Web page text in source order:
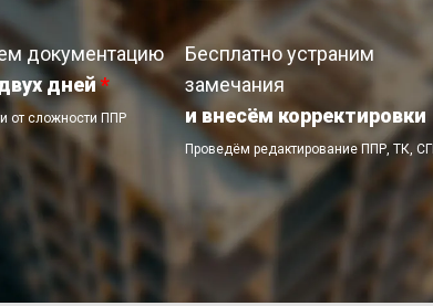
удаляют. Готовый столб
Затем выполняют
ЗАКЛЮЧИТЕЛЬНЫЕ
По завершении работ
инструмент и оснастку
сигнальное
документацию
дней*
от сложности ППР
Бесплатно устраним
замечания
и внесём корректировки
Проведём редактирование ППР, ТК,